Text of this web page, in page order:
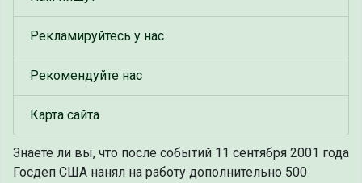
Рекламируйтесь у нас
Рекомендуйте нас
Карта сайта
Знаете ли вы, что после событий 11 сентября 2001 года
Госдеп США нанял на работу дополнительно 500